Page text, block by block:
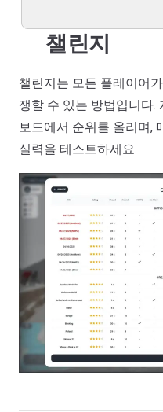
챌린지
챌린지는 모든 플레이어
쟁할 수 있는 방법입니다.
보드에서 순위를 올리며,
실력을 테스트하세요.